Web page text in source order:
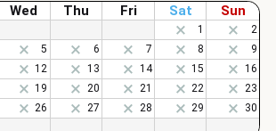
Wed Thu Fri Sat Sun